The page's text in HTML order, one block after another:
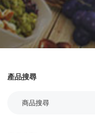
產品搜尋